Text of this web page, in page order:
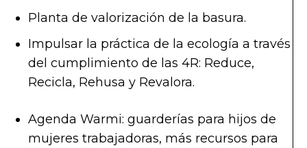
Planta de valorización de la basura.
Impulsar la práctica de la ecología a través
del cumplimiento de las 4R: Reduce,
Recicla, Rehusa y Revalora.
Agenda Warmi: guarderías para hijos de
mujeres trabajadoras, más recursos para